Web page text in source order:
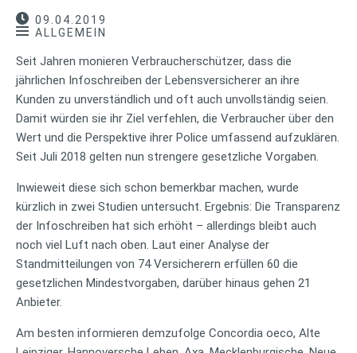
09.04.2019
ALLGEMEIN
Seit Jahren monieren Verbraucherschützer, dass die
jährlichen Infoschreiben der Lebensversicherer an ihre
Kunden zu unverständlich und oft auch unvollständig seien.
Damit würden sie ihr Ziel verfehlen, die Verbraucher über den
Wert und die Perspektive ihrer Police umfassend aufzuklären.
Seit Juli 2018 gelten nun strengere gesetzliche Vorgaben.
Inwieweit diese sich schon bemerkbar machen, wurde
kürzlich in zwei Studien untersucht. Ergebnis: Die Transparenz
der Infoschreiben hat sich erhöht – allerdings bleibt auch
noch viel Luft nach oben. Laut einer Analyse der
Standmitteilungen von 74 Versicherern erfüllen 60 die
gesetzlichen Mindestvorgaben, darüber hinaus gehen 21
Anbieter.
Am besten informieren demzufolge Concordia oeco, Alte